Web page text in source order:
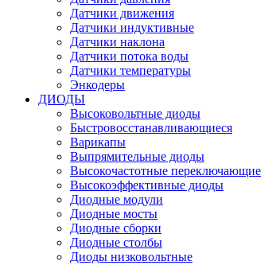
Датчики движения
Датчики индуктивные
Датчики наклона
Датчики потока воды
Датчики температуры
Энкодеры
ДИОДЫ
Высоковольтные диоды
Быстровосстанавливающиеся
Варикапы
Выпрямительные диоды
Высокочастотные переключающие
Высокоэффективные диоды
Диодные модули
Диодные мосты
Диодные сборки
Диодные столбы
Диоды низковольтные